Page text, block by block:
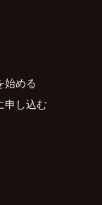
始める
申し込む